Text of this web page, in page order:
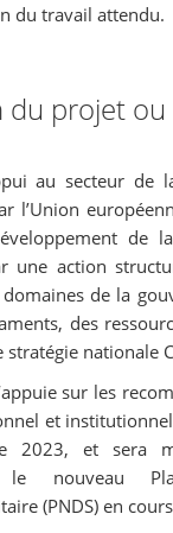
du travail attendu.
du projet
au secteur de
l’Union
de
une action
de la
des
nationale
sur les
et
2023, et sera
le nouveau
(PNDS) en